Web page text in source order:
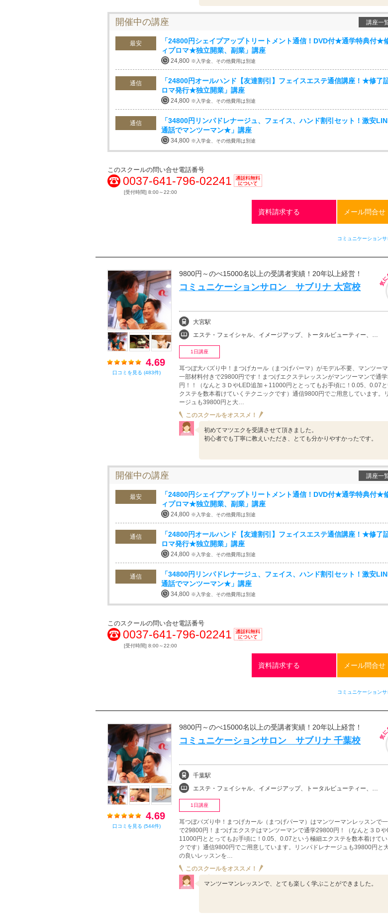
開催中の講座 講座一
最安
「24800円シェイプアップトリートメント通信！DVD付★通学特典付★
ィプロマ★独立開業、副業」講座
24,800 ※入学金、その他費用は別途
通信
「24800円オールハンド【友達割引】フェイスエステ通信講座！★修了
ロマ発行★独立開業」講座
24,800 ※入学金、その他費用は別途
通信
「34800円リンパドレナージュ、フェイス、ハンド割引セット！激安
通話でマンツーマン★」講座
34,800 ※入学金、その他費用は別途
このスクールの問い合せ電話番号
0037-641-796-02241
無料
[受付時間] 8:00～22:00
資料請求する メール問合せ
コミュニケーション
4.69
口コミを見る (483件)
9800円～のべ15000名以上の受講者実績！20年以上経営！
コミュニケーションサロン サブリナ 大宮校
大宮駅
エステ・フェイシャル、イメージアップ、トータルビューティー、小顔矯正、美容その他、まつ毛エクステ（まつエク）、まつげパー…
1日講座
耳つぼ大バズり中！まつげカール（まつげパーマ）がモデル不要、マンツー
一部材料付きで29800円です！まつげエクステレッスンがマンツーマンで通
円！！（なんと３ＤやLED追加＋11000円ととってもお手頃に！0.05、0.07
クステを数本着けていくテクニックです）通信9800円でご用意しています。
ージュも39800円と大…
このスクールをオススメ！
初めてマツエクを受講させて頂きました。
初心者でも丁寧に教えいただき、とても分かりやすかったです。
開催中の講座 講座一
最安
「24800円シェイプアップトリートメント通信！DVD付★通学特典付★
ィプロマ★独立開業、副業」講座
24,800 ※入学金、その他費用は別途
通信
「24800円オールハンド【友達割引】フェイスエステ通信講座！★修了
ロマ発行★独立開業」講座
24,800 ※入学金、その他費用は別途
通信
「34800円リンパドレナージュ、フェイス、ハンド割引セット！激安
通話でマンツーマン★」講座
34,800 ※入学金、その他費用は別途
このスクールの問い合せ電話番号
0037-641-796-02241
無料
[受付時間] 8:00～22:00
資料請求する メール問合せ
コミュニケーション
4.69
口コミを見る (544件)
9800円～のべ15000名以上の受講者実績！20年以上経営！
コミュニケーションサロン サブリナ 千葉校
千葉駅
エステ・フェイシャル、イメージアップ、トータルビューティー、小顔矯正、まつ毛エクステ（まつエク）、美容その他、まつげパー…
1日講座
耳つぼバズり中！まつげカール（まつげパーマ）はマンツーマンレッスンで
で29800円！まつげエクステはマンツーマンで通学29800円！（なんと３Ｄや
11000円ととってもお手頃に！0.05、0.07という極細エクステを数本着けて
クです）通信9800円でご用意しています。リンパドレナージュも39800円と
の良いレッスンを…
このスクールをオススメ！
マンツーマンレッスンで、とても楽しく学ぶことができました。